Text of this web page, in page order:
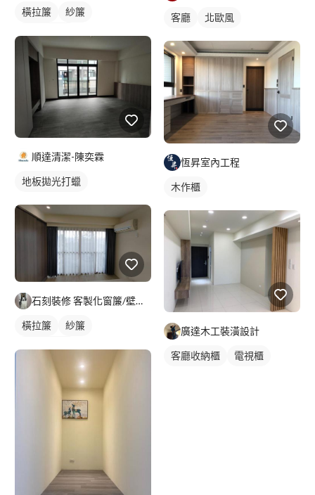
橫拉簾
紗簾
順達清潔-陳奕霖
地板拋光打蠟
石刻裝修 客製化窗簾/壁紙/地板/系統櫃
橫拉簾
紗簾
客廳 北歐風
恆昇室內工程
木作櫃
廣達木工裝潢設計
客廳收納櫃 電視櫃